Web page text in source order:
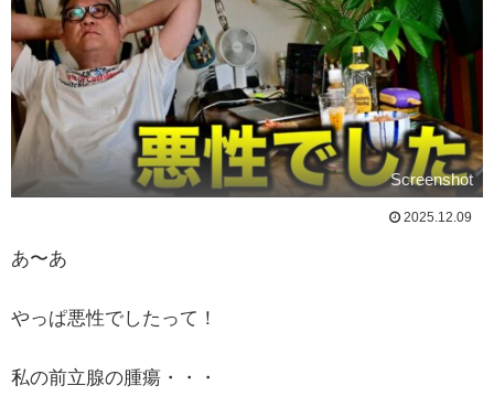
Screenshot
2025.12.09
あ〜あ
やっぱ悪性でしたって！
私の前立腺の腫瘍・・・